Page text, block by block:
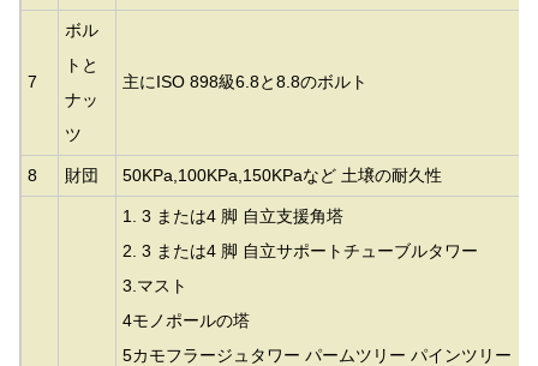
7
ボル
トと
ナッ
ツ
主にISO 898級6.8と8.8のボルト
8 財団 50KPa,100KPa,150KPaなど 土壌の耐久性
1. 3 または4 脚 自立支援角塔
2. 3 または4 脚 自立サポートチューブルタワー
3. マスト
4モノポールの塔
5カモフラージュタワー パームツリー パインツリー コ